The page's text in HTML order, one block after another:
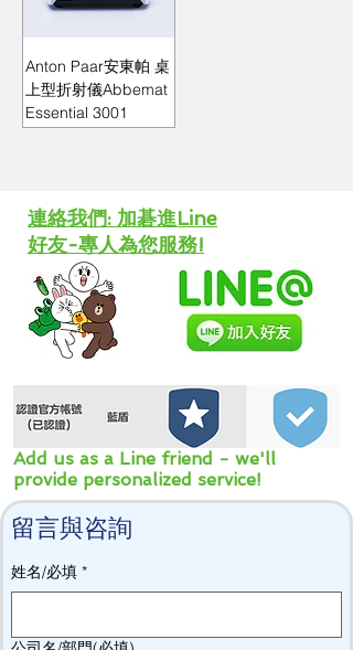
Anton Paar安東帕 桌
上型折射儀Abbemat
Essential 3001
​連絡我們: 加碁進Line
好友-專人為您服務!
Add us as a Line friend - we'll
provide personalized service!
留言與咨詢
姓名/必填 *